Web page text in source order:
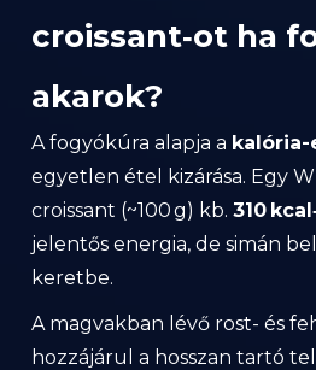
croissant‑ot ha
akarok?
A fogyókúra alapja a
egyetlen étel kizárása. Egy
croissant (~100 g) kb. 310
jelentős energia, de simán
keretbe.
A magvakban lévő rost- és
hozzájárul a hosszan tartó